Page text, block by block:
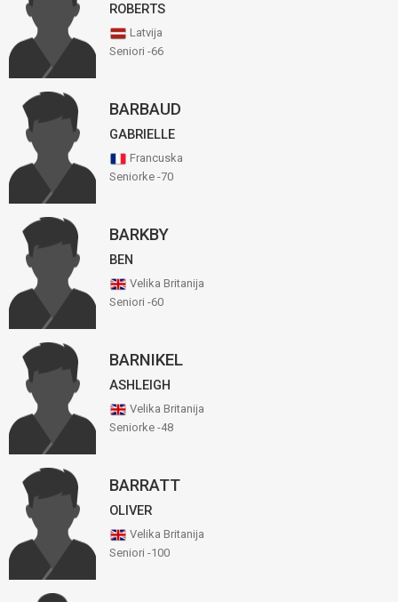
ROBERTS
Latvija
Seniori -66
BARBAUD
GABRIELLE
Francuska
Seniorke -70
BARKBY
BEN
Velika Britanija
Seniori -60
BARNIKEL
ASHLEIGH
Velika Britanija
Seniorke -48
BARRATT
OLIVER
Velika Britanija
Seniori -100